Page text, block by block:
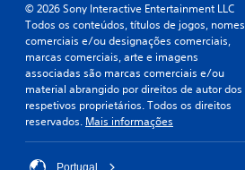
© 2026 Sony Interactive Entertainment LLC
Todos os conteúdos, títulos de jogos, nomes
comerciais e/ou designações comerciais,
marcas comerciais, arte e imagens
associadas são marcas comerciais e/ou
material abrangido por direitos de autor dos
respetivos proprietários. Todos os direitos
reservados. Mais informações
Portugal